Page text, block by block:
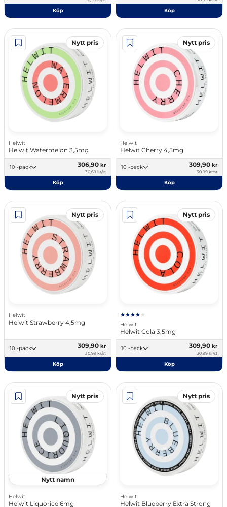
Köp Köp
Nytt pris
Helwit
Helwit Watermelon 3,5mg
10 -pack 306,90 kr
30,69 kr/st
Köp
Nytt pris
Helwit
Helwit Cherry 4,5mg
10 -pack 309,90 kr
30,99 kr/st
Köp
Nytt pris
Helwit
Helwit Strawberry 4,5mg
10 -pack 309,90 kr
30,99 kr/st
Köp
Nytt pris
Helwit
Helwit Cola 3,5mg
10 -pack 309,90 kr
30,99 kr/st
Köp
Nytt pris
Nytt namn
Helwit
Helwit Liquorice 6mg
Nytt pris
Helwit
Helwit Blueberry Extra Strong